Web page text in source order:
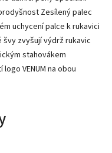
Zesílený palec
uchycení palce k rukavici
zvyšují výdrž rukavic
stahovákem
VENUM na obou